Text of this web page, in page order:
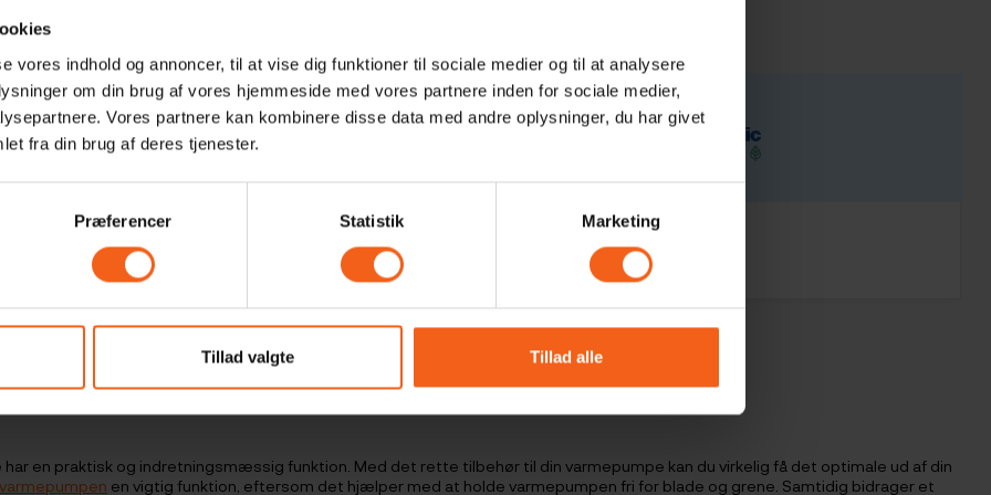
vores indhold og annoncer, til at vise dig funktioner til sociale medier og til at analysere
om din brug af vores hjemmeside med vores partnere inden for sociale medier,
Vores partnere kan kombinere disse data med andre oplysninger, du har givet
fra din brug af deres tjenester.
Præferencer Statistik Marketing
Tillad valgte Tillad alle
Din tryghed hos NovaSolar
KMO og VE godkendt
Certificeret på alle områder
en praktisk og indretningsmæssig funktion. Med det rette tilbehør til din varmepumpe kan du virkelig få det optimale ud af din
en vigtig funktion, eftersom det hjælper med at holde varmepumpen fri for blade og grene. Samtidig bidrager et